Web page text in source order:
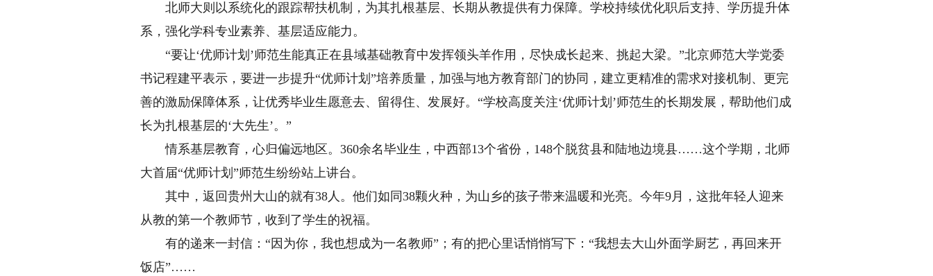
北师大则以系统化的跟踪帮扶机制，为其扎根基层、长期从教提供有力保障。学校持续优化职后支持、学历提升体
系，强化学科专业素养、基层适应能力。
“要让‘优师计划’师范生能真正在县域基础教育中发挥领头羊作用，尽快成长起来、挑起大梁。”北京师范大学党委
书记程建平表示，要进一步提升“优师计划”培养质量，加强与地方教育部门的协同，建立更精准的需求对接机制、更完
善的激励保障体系，让优秀毕业生愿意去、留得住、发展好。“学校高度关注‘优师计划’师范生的长期发展，帮助他们成
长为扎根基层的‘大先生’。”
情系基层教育，心归偏远地区。360余名毕业生，中西部13个省份，148个脱贫县和陆地边境县……这个学期，北师
大首届“优师计划”师范生纷纷站上讲台。
其中，返回贵州大山的就有38人。他们如同38颗火种，为山乡的孩子带来温暖和光亮。今年9月，这批年轻人迎来
从教的第一个教师节，收到了学生的祝福。
有的递来一封信：“因为你，我也想成为一名教师”；有的把心里话悄悄写下：“我想去大山外面学厨艺，再回来开
饭店”……